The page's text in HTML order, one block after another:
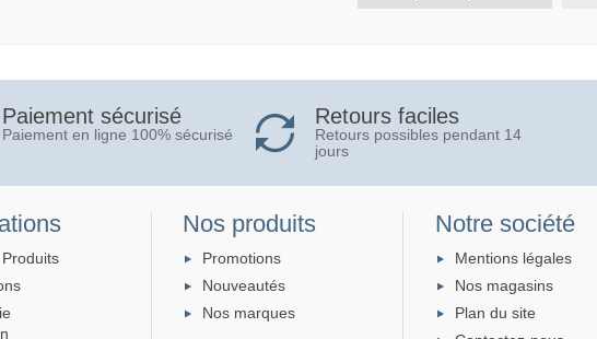
Paiement sécurisé
Paiement en ligne 100% sécurisé
Retours faciles
Retours possibles pendant 14
jours
Nos produits
Promotions
Nouveautés
Nos marques
Notre société
Mentions légales
Nos magasins
Plan du site